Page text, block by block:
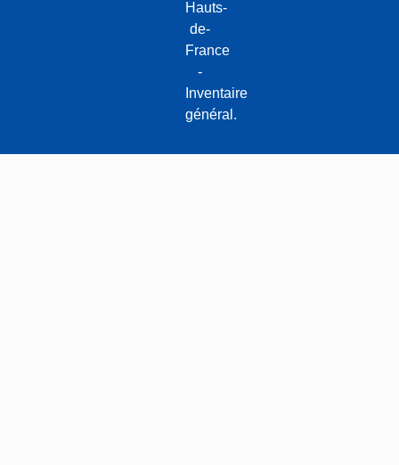
Hauts-
de-
France
-
Inventaire
général.